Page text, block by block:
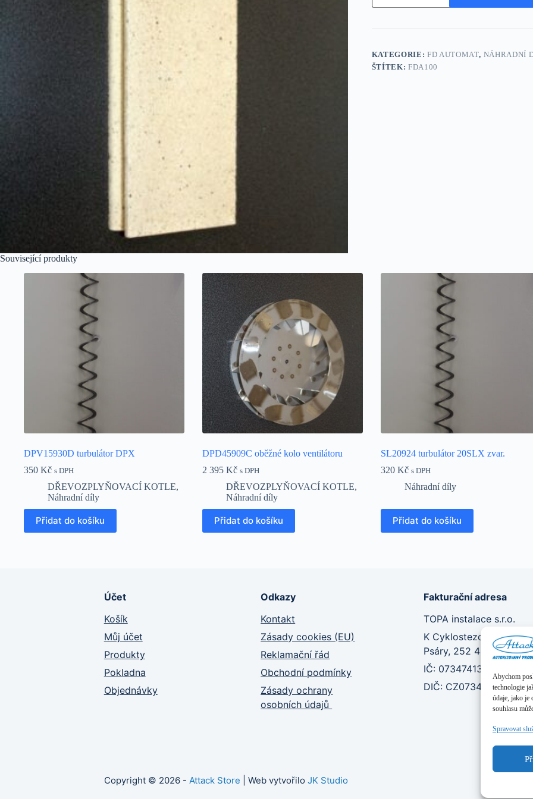
Abychom
technologie
údaje, jako je
souhlasu
Spravovat
komory
KATEGORIE: FD AUTOMAT, NÁHRADNÍ
ŠTÍTEK: FDA100
Související produkty
DPV15930D turbulátor DPX
350 Kč s DPH
DŘEVOZPLYŇOVACÍ KOTLE,
Náhradní díly
Přidat do košíku
DPD45909C oběžné kolo ventilátoru
2 395 Kč s DPH
DŘEVOZPLYŇOVACÍ KOTLE,
Náhradní díly
Přidat do košíku
SL20924 turbulátor 20SLX zvar.
320 Kč s DPH
Náhradní díly
Přidat do košíku
Účet
Košík
Můj účet
Produkty
Pokladna
Objednávky
Odkazy
Kontakt
Zásady cookies (EU)
Reklamační řád
Obchodní podmínky
Zásady ochrany
osobních údajů
Fakturační adresa
TOPA instalace s.r.o.
K Cyklostezce 382,
Psáry, 252 44
IČ: 07347413
DIČ: CZ073474413
Copyright © 2026 - Attack Store | Web vytvořilo JK Studio